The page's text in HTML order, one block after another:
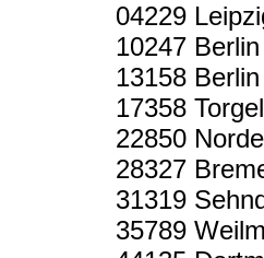
04229
10247 Berlin
13158 Berlin
17358
22850
28327
31319
35789